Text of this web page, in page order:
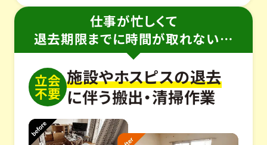
仕事が忙しくて
退去期限までに時間が取れない…
立会
不要
施設やホスピスの退去
に伴う搬出・清掃作業